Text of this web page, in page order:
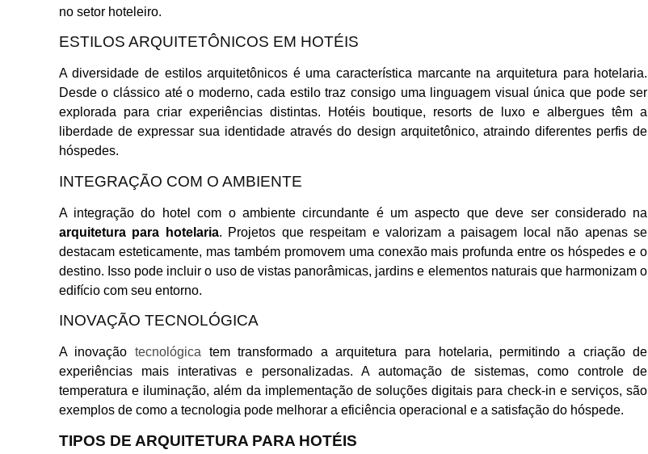
no setor hoteleiro.
ESTILOS ARQUITETÔNICOS EM HOTÉIS
A diversidade de estilos arquitetônicos é uma característica marcante na arquitetura para hotelaria.
Desde o clássico até o moderno, cada estilo traz consigo uma linguagem visual única que pode ser
explorada para criar experiências distintas. Hotéis boutique, resorts de luxo e albergues têm a
liberdade de expressar sua identidade através do design arquitetônico, atraindo diferentes perfis de
hóspedes.
INTEGRAÇÃO COM O AMBIENTE
A integração do hotel com o ambiente circundante é um aspecto que deve ser considerado na
arquitetura para hotelaria. Projetos que respeitam e valorizam a paisagem local não apenas se
destacam esteticamente, mas também promovem uma conexão mais profunda entre os hóspedes e o
destino. Isso pode incluir o uso de vistas panorâmicas, jardins e elementos naturais que harmonizam o
edifício com seu entorno.
INOVAÇÃO TECNOLÓGICA
A inovação tecnológica tem transformado a arquitetura para hotelaria, permitindo a criação de
experiências mais interativas e personalizadas. A automação de sistemas, como controle de
temperatura e iluminação, além da implementação de soluções digitais para check-in e serviços, são
exemplos de como a tecnologia pode melhorar a eficiência operacional e a satisfação do hóspede.
TIPOS DE ARQUITETURA PARA HOTÉIS